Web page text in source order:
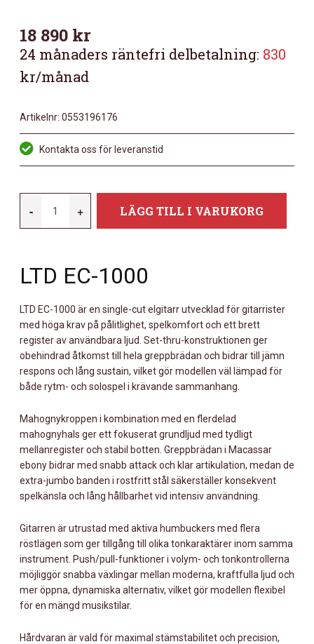
18 890 kr
24 månaders räntefri delbetalning: 830
kr/månad
Artikelnr: 0553196176
Kontakta oss för leveranstid
-
SPARKLE
+ LÄGG TILL I VARUKORG
LTD EC-1000
LTD EC-1000 är en single-cut elgitarr utvecklad för gitarrister
med höga krav på pålitlighet, spelkomfort och ett brett
register av användbara ljud. Set-thru-konstruktionen ger
obehindrad åtkomst till hela greppbrädan och bidrar till jämn
respons och lång sustain, vilket gör modellen väl lämpad för
både rytm- och solospel i krävande sammanhang.
Mahognykroppen i kombination med en flerdelad
mahognyhals ger ett fokuserat grundljud med tydligt
mellanregister och stabil botten. Greppbrädan i Macassar
ebony bidrar med snabb attack och klar artikulation, medan de
extra-jumbo banden i rostfritt stål säkerställer konsekvent
spelkänsla och lång hållbarhet vid intensiv användning.
Gitarren är utrustad med aktiva humbuckers med flera
röstlägen som ger tillgång till olika tonkaraktärer inom samma
instrument. Push/pull-funktioner i volym- och tonkontrollerna
möjliggör snabba växlingar mellan moderna, kraftfulla ljud och
mer öppna, dynamiska alternativ, vilket gör modellen flexibel
för en mängd musikstilar.
Hårdvaran är vald för maximal stämstabilitet och precision,